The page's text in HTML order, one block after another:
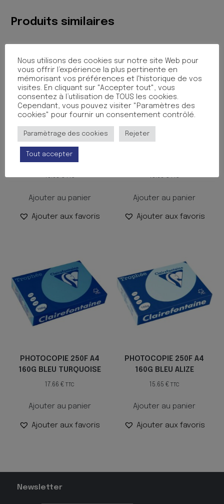
Produits similaires
PHOTOCOPIE 250F A4
160G JAUNE SOLE
15.65€ TTC
Ajouter au panier
Ajouter aux favoris
15.65€ TTC
Ajouter au panier
Ajouter aux favoris
PHOTOCOPIE 250F A4
160G BLEU TURQUOISE
17.66€ TTC
Ajouter au panier
Ajouter aux favoris
PHOTOCOPIE 250F A4
160G BLEU ALIZE
15.65€ TTC
Ajouter au panier
Ajouter aux favoris
Newsletter
Nous utilisons des cookies sur notre site Web pour
vous offrir l’expérience la plus pertinente en
mémorisant vos préférences et l'historique de vos
visites. En cliquant sur "Accepter tout", vous
consentez à l’utilisation de TOUS les cookies.
Cependant, vous pouvez visiter "Paramètres des
cookies" pour fournir un consentement contrôlé.
Paramètrage des cookies Rejeter
Tout accepter